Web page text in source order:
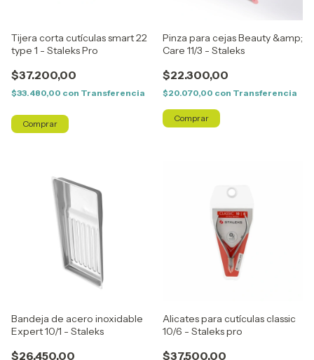
Tijera corta cutículas smart 22
type 1 - Staleks Pro
$37.200,00
$33.480,00 con Transferencia
Pinza para cejas Beauty &amp;
Care 11/3 - Staleks
$22.300,00
$20.070,00 con Transferencia
Bandeja de acero inoxidable
Expert 10/1 - Staleks
$26.450,00
Alicates para cutículas classic
10/6 - Staleks pro
$37.500,00